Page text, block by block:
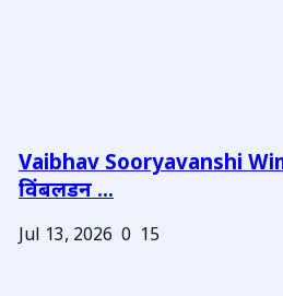
Vaibhav Sooryavanshi
विंबलडन ...
Jul 13, 2026 0 15